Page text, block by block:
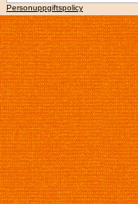
Personuppgiftspolicy